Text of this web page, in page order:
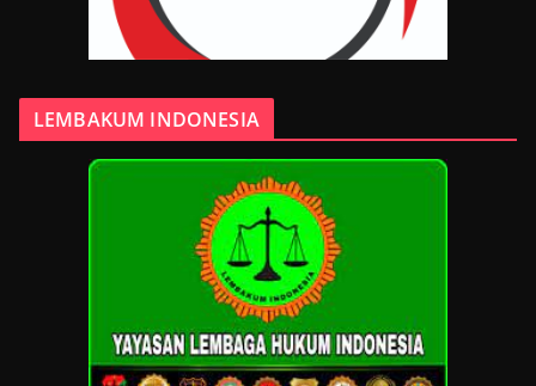
LEMBAKUM INDONESIA